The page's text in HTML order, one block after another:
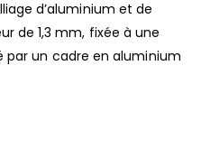
d’aluminium et de
de 1,3 mm, fixée à une
par un cadre en aluminium